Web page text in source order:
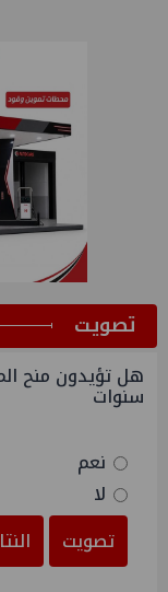
ﺗﺼﻮﻳﺖ
هل تؤيدون منح
سنوات
نعم
لا
تصويت